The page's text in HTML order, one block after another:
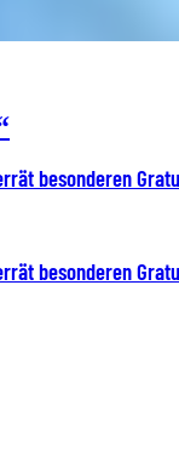
besonderen
besonderen